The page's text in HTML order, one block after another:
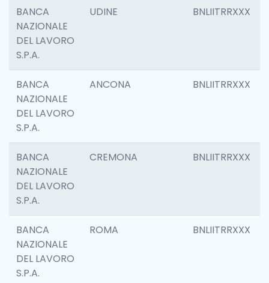
BANCA
NAZIONALE
DEL LAVORO
S.P.A.
UDINE BNLIITRRXXX
BANCA
NAZIONALE
DEL LAVORO
S.P.A.
ANCONA BNLIITRRXXX
BANCA
NAZIONALE
DEL LAVORO
S.P.A.
CREMONA BNLIITRRXXX
BANCA
NAZIONALE
DEL LAVORO
S.P.A.
ROMA BNLIITRRXXX